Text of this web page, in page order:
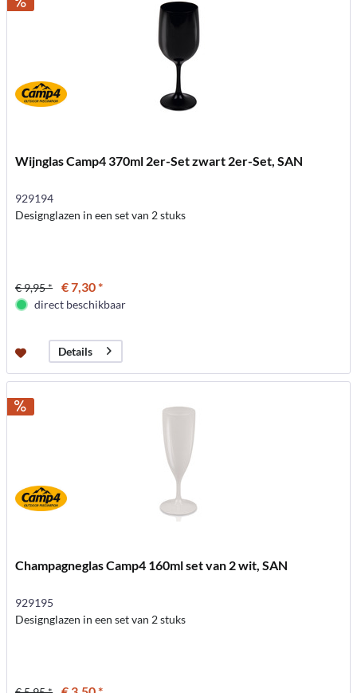
Wijnglas Camp4 370ml 2er-Set zwart 2er-Set, SAN
929194
Designglazen in een set van 2 stuks
€ 9,95 * € 7,30 *
direct beschikbaar
Details
Champagneglas Camp4 160ml set van 2 wit, SAN
929195
Designglazen in een set van 2 stuks